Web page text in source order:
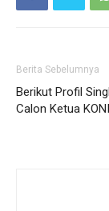
Berita Sebelumnya
Berikut Profil
Calon Ketua